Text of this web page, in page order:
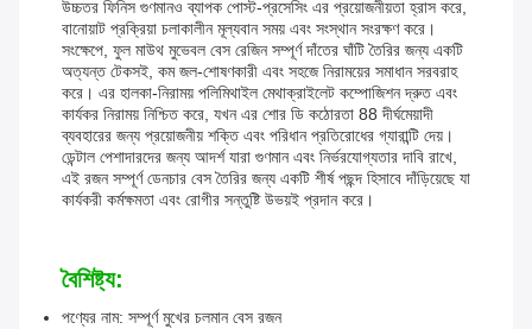
উচ্চতর ফিনিস গুণমানও ব্যাপক পোস্ট-প্রসেসিং এর প্রয়োজনীয়তা হ্রাস করে,
বানোয়াট প্রক্রিয়া চলাকালীন মূল্যবান সময় এবং সংস্থান সংরক্ষণ করে।
সংক্ষেপে, ফুল মাউথ মুভেবল বেস রেজিন সম্পূর্ণ দাঁতের ঘাঁটি তৈরির জন্য একটি
অত্যন্ত টেকসই, কম জল-শোষণকারী এবং সহজে নিরাময়ের সমাধান সরবরাহ
করে। এর হালকা-নিরাময় পলিমিথাইল মেথাক্রাইলেট কম্পোজিশন দ্রুত এবং
কার্যকর নিরাময় নিশ্চিত করে, যখন এর শোর ডি কঠোরতা 88 দীর্ঘমেয়াদী
ব্যবহারের জন্য প্রয়োজনীয় শক্তি এবং পরিধান প্রতিরোধের গ্যারান্টি দেয়।
ডেন্টাল পেশাদারদের জন্য আদর্শ যারা গুণমান এবং নির্ভরযোগ্যতার দাবি রাখে,
এই রজন সম্পূর্ণ ডেনচার বেস তৈরির জন্য একটি শীর্ষ পছন্দ হিসাবে দাঁড়িয়েছে যা
কার্যকরী কর্মক্ষমতা এবং রোগীর সন্তুষ্টি উভয়ই প্রদান করে।
বৈশিষ্ট্য:
পণ্যের নাম: সম্পূর্ণ মুখের চলমান বেস রজন